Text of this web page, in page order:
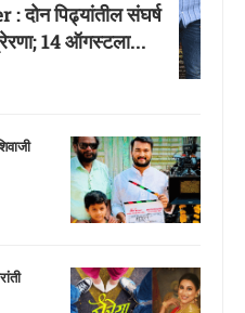
पिढ्यांतील संघर्ष
14 ऑगस्टला...